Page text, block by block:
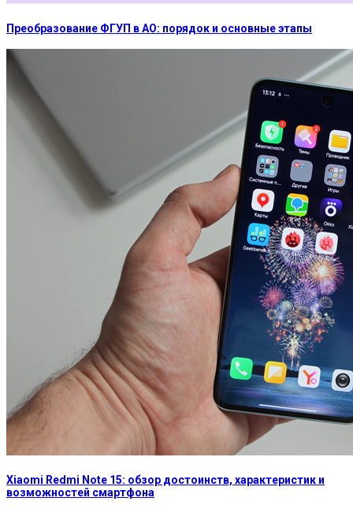
Преобразование ФГУП в АО: порядок и основные этапы
Xiaomi Redmi Note 15: обзор достоинств, характеристик и
возможностей смартфона